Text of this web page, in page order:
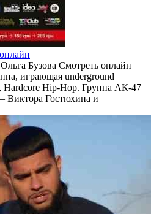
Бузова Смотреть онлайн
играющая underground
Hardcore Hip-Hop. Группа АК-47
Виктора Гостюхина и